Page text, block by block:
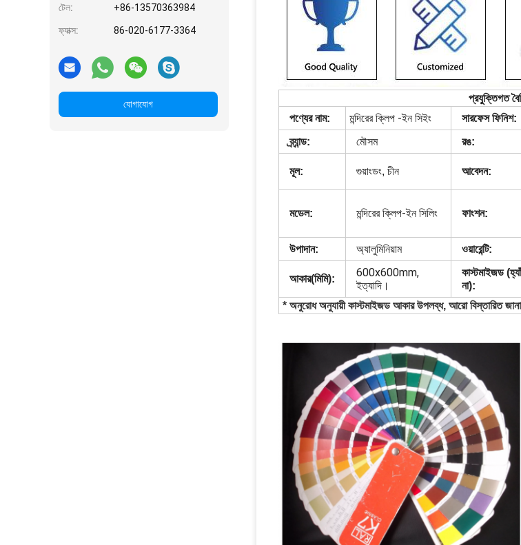
টেল: +86-13570363984
ফ্যাক্স: 86-020-6177-3364
যোগাযোগ প্রযুক্তিগত
পণ্যের নাম: মন্দিরের ক্লিপ -ইন সিইং সারফেস ফিনিশ:
ব্র্যান্ড:
মৌসম রঙ:
মূল: গুয়াংডং, চীন আবেদন:
মডেল: মন্দিরের ক্লিপ-ইন সিলিং ফাংশন:
উপাদান: অ্যালুমিনিয়াম ওয়ারেন্টি:
আকার(মিমি):
600x600mm,
ইত্যাদি।
কাস্টমাইজড
না):
* অনুরোধ অনুযায়ী কাস্টমাইজড আকার উপলব্ধ, আরো বিস্তারিত